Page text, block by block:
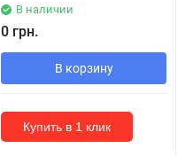
В наличии
0 грн.
В корзину
Купить в 1 клик